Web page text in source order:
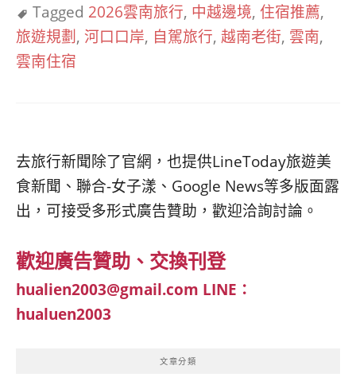
Tagged 2026雲南旅行, 中越邊境, 住宿推薦,
旅遊規劃, 河口口岸, 自駕旅行, 越南老街, 雲南,
雲南住宿
去旅行新聞除了官網，也提供LineToday旅遊美
食新聞、聯合-女子漾、Google News等多版面露
出，可接受多形式廣告贊助，歡迎洽詢討論。
歡迎廣告贊助、交換刊登
hualien2003@gmail.com LINE：
hualuen2003
文章分類